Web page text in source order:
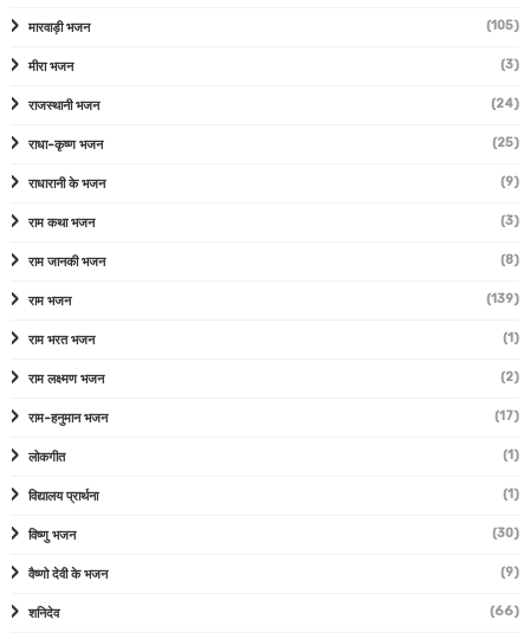
मारवाड़ी भजन (105)
मीरा भजन (3)
राजस्थानी भजन (24)
राधा-कृष्ण भजन (25)
राधारानी के भजन (9)
राम कथा भजन (3)
राम जानकी भजन (8)
राम भजन (139)
राम भरत भजन (1)
राम लक्ष्मण भजन (2)
राम-हनुमान भजन (17)
लोकगीत (1)
विद्यालय प्रार्थना (1)
विष्णु भजन (30)
वैष्णो देवी के भजन (9)
शनिदेव (66)